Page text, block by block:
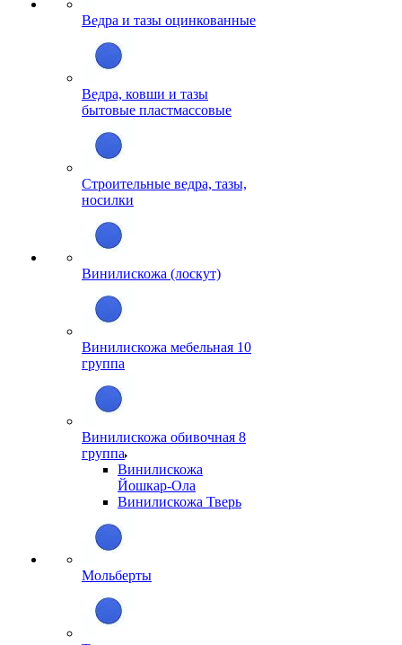
Ведра и тазы оцинкованные
Ведра, ковши и тазы
бытовые пластмассовые
Строительные ведра, тазы,
носилки
Винилискожа (лоскут)
Винилискожа мебельная 10
группа
Винилискожа обивочная 8
группа
Винилискожа
Йошкар-Ола
Винилискожа Тверь
Мольберты